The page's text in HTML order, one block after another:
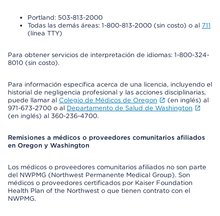
Portland: 503-813-2000
Todas las demás áreas: 1-800-813-2000 (sin costo) o al 711
(línea TTY)
Para obtener servicios de interpretación de idiomas: 1-800-324-
8010 (sin costo).
Para información específica acerca de una licencia, incluyendo el
historial de negligencia profesional y las acciones disciplinarias,
puede llamar al Colegio de Médicos de Oregon
(en inglés) al
971-673-2700 o al Departamento de Salud de Washington
(en inglés) al 360-236-4700.
Remisiones a médicos o proveedores comunitarios afiliados
en Oregon y Washington
Los médicos o proveedores comunitarios afiliados no son parte
del NWPMG (Northwest Permanente Medical Group). Son
médicos o proveedores certificados por Kaiser Foundation
Health Plan of the Northwest o que tienen contrato con el
NWPMG.